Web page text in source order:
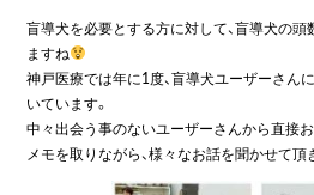
盲導犬を必要とする方に対して、盲導犬の
ますね
神戸医療では年に1度、盲導犬ユーザーさん
いています。
中々出会う事のないユーザーさんから直接
メモを取りながら、様々なお話を聞かせて頂